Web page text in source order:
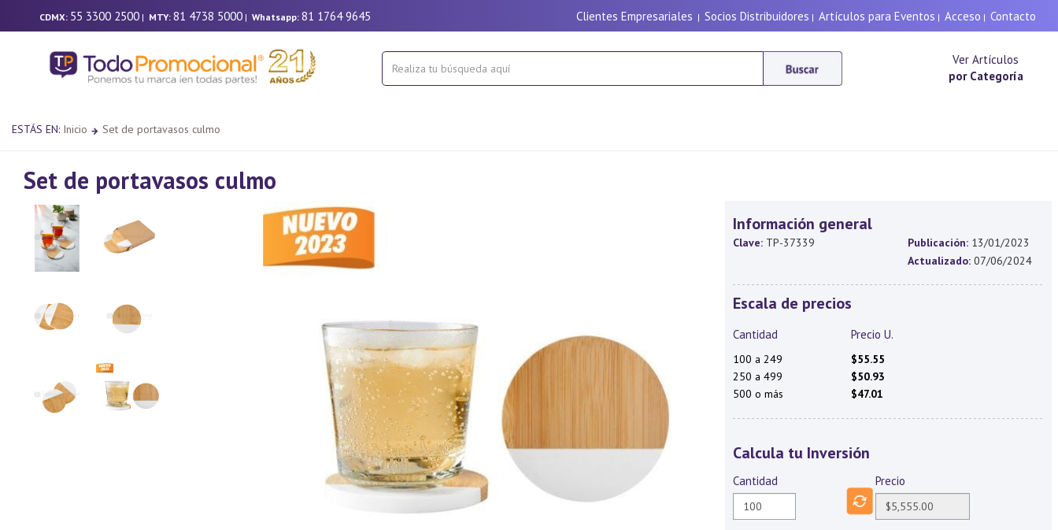
CDMX: 55 3300 2500 | MTY: 81 4738 5000 | Whatsapp: 81 1764 9645 Clientes Empresariales | Socios Distribuidores | Artículos para Eventos | Acceso | Contacto
Ver Artículos
por Categoría
ESTÁS EN: Inicio Set de portavasos culmo
Set de portavasos culmo
Información general
Clave: TP-37339 Publicación: 13/01/2023
Actualizado: 07/06/2024
Escala de precios
Cantidad Precio U.
100 a 249
$55.55
250 a 499
$50.93
500 o más
$47.01
Calcula tu Inversión
Cantidad Precio